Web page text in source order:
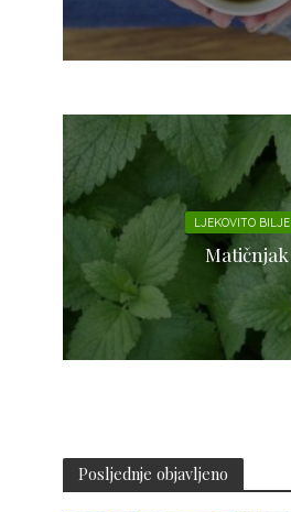
LJEKOVITO BILJE
Matičnjak
Posljednje objavljeno